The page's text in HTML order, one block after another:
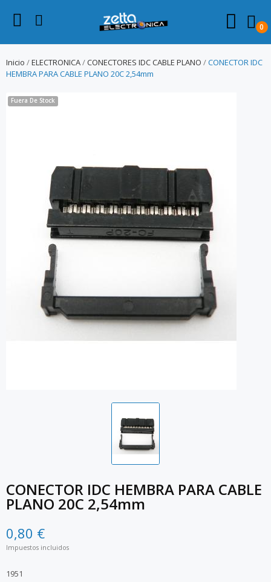
0
Inicio ELECTRONICA CONECTORES IDC CABLE PLANO
CONECTOR IDC
HEMBRA PARA CABLE PLANO 20C 2,54mm
Fuera De Stock
CONECTOR IDC HEMBRA PARA CABLE
PLANO 20C 2,54mm
0,80 €
Impuestos incluidos
1951